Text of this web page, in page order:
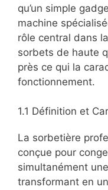
qu’un simple
machine
rôle central dans
sorbets de haute
près ce qui la
fonctionnement.
1.1 Définition et
La sorbetière
conçue pour
simultanément
transformant en